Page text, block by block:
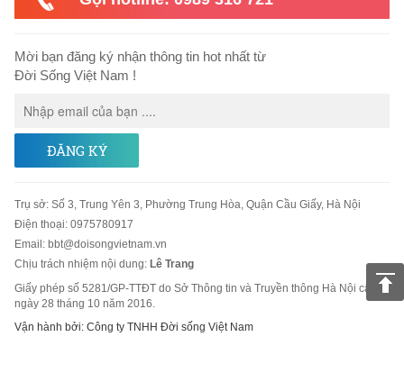
Mời bạn đăng ký nhận thông tin hot nhất từ
Đời Sống Việt Nam !
ĐĂNG KÝ
Trụ sở: Số 3, Trung Yên 3, Phường Trung Hòa, Quận Cầu Giấy, Hà Nội
Điện thoại: 0975780917
Email : bbt@doisongvietnam.vn
Chịu trách nhiệm nội dung: Lê Trang
Giấy phép số 5281/GP-TTĐT do Sở Thông tin và Truyền thông Hà Nội cấp
ngày 28 tháng 10 năm 2016.
Vận hành bởi: Công ty TNHH Đời sống Việt Nam